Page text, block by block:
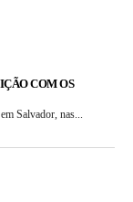
COM OS
Salvador, nas...